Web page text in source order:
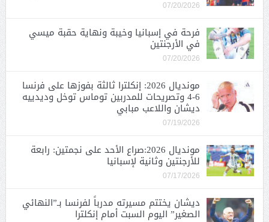
07/20/2026
فرحة في إسبانيا وخيبة ونهاية حقبة ميسي
في الأرجنتين
07/20/2026
مونديال 2026: إنكلترا ثالثة بفوزها على فرنسا
6-4 وتصريحات للمدربين توماس توخل وديدييه
ديشان واللاعب مبابي
07/19/2026
مونديال 2026:صراع الأحد على نجمتين: رابعة
للأرجنتين وثانية لإسبانيا
07/17/2026
ديشان يختتم مسيرته مدرباً لفرنسا بـ”النهائي
الصغير” اليوم السبت أمام إنكلترا